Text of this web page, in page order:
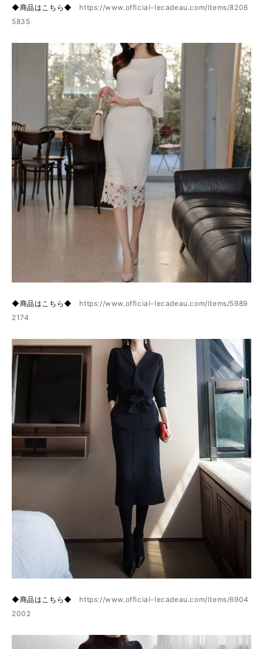
◆商品はこちら◆ https://www.official-lecadeau.com/items/8206
5835
◆商品はこちら◆ https://www.official-lecadeau.com/items/5989
2174
◆商品はこちら◆ https://www.official-lecadeau.com/items/6904
2002